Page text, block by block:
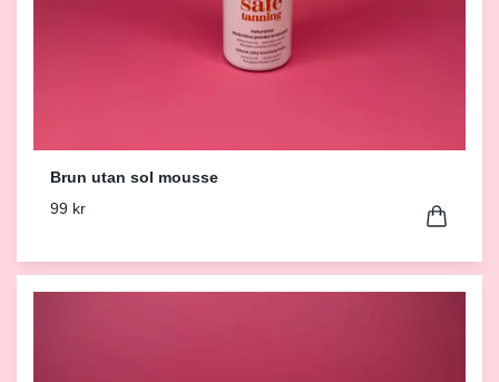
Brun utan sol mousse
99 kr